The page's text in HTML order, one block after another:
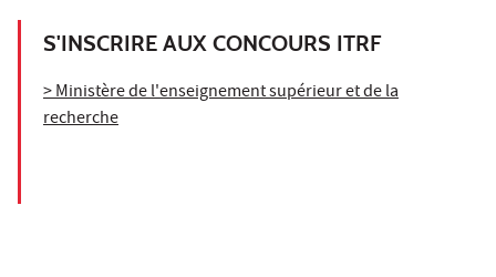
S'INSCRIRE AUX CONCOURS ITRF
> Ministère de l'enseignement supérieur et de la
recherche